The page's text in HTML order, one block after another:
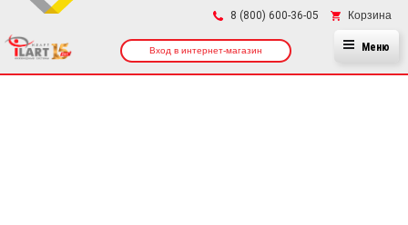
8 (800) 600-36-05 Корзина
Вход в интернет-магазин Меню
×